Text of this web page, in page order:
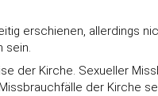
erschienen, allerdings
sein.
der Kirche. Sexueller
der Kirche